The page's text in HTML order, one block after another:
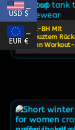
Sport-BH Mit
Gekreuztem
Damen Workout-
Tanktop
_
USD $
EUR €